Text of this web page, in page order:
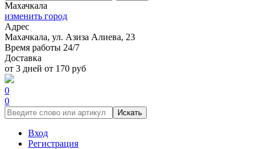
Махачкала
изменить город
Адрес
Махачкала, ул. Азиза Алиева, 23
Время работы 24/7
Доставка
от 3 дней от 170 руб
0
0
Искать
Вход
Регистрация